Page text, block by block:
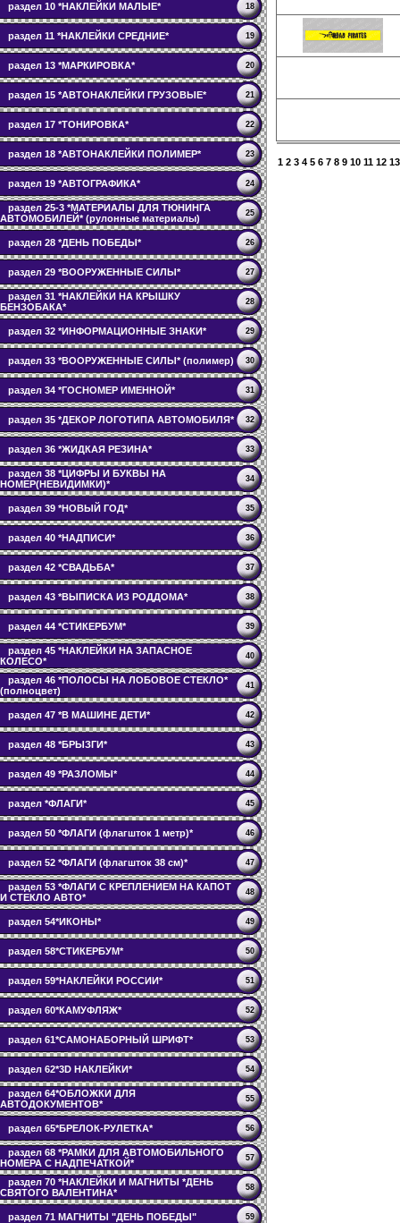
раздел 10 *НАКЛЕЙКИ МАЛЫЕ* 18
раздел 11 *НАКЛЕЙКИ СРЕДНИЕ* 19
раздел 13 *МАРКИРОВКА* 20
раздел 15 *АВТОНАКЛЕЙКИ ГРУЗОВЫЕ* 21
раздел 17 *ТОНИРОВКА* 22
раздел 18 *АВТОНАКЛЕЙКИ ПОЛИМЕР* 23
раздел 19 *АВТОГРАФИКА* 24
раздел 25-3 *МАТЕРИАЛЫ ДЛЯ ТЮНИНГА
АВТОМОБИЛЕЙ* (рулонные материалы)
25
раздел 28 *ДЕНЬ ПОБЕДЫ* 26
раздел 29 *ВООРУЖЕННЫЕ СИЛЫ* 27
раздел 31 *НАКЛЕЙКИ НА КРЫШКУ
БЕНЗОБАКА*
28
раздел 32 *ИНФОРМАЦИОННЫЕ ЗНАКИ* 29
раздел 33 *ВООРУЖЕННЫЕ СИЛЫ* (полимер) 30
раздел 34 *ГОСНОМЕР ИМЕННОЙ* 31
раздел 35 *ДЕКОР ЛОГОТИПА АВТОМОБИЛЯ* 32
раздел 36 *ЖИДКАЯ РЕЗИНА* 33
раздел 38 *ЦИФРЫ И БУКВЫ НА
НОМЕР(НЕВИДИМКИ)*
34
раздел 39 *НОВЫЙ ГОД* 35
раздел 40 *НАДПИСИ* 36
раздел 42 *СВАДЬБА* 37
раздел 43 *ВЫПИСКА ИЗ РОДДОМА* 38
раздел 44 *СТИКЕРБУМ* 39
раздел 45 *НАКЛЕЙКИ НА ЗАПАСНОЕ
КОЛЕСО*
40
раздел 46 *ПОЛОСЫ НА ЛОБОВОЕ СТЕКЛО*
(полноцвет)
41
раздел 47 *В МАШИНЕ ДЕТИ* 42
раздел 48 *БРЫЗГИ* 43
раздел 49 *РАЗЛОМЫ* 44
раздел *ФЛАГИ* 45
раздел 50 *ФЛАГИ (флагшток 1 метр)* 46
раздел 52 *ФЛАГИ (флагшток 38 см)* 47
раздел 53 *ФЛАГИ С КРЕПЛЕНИЕМ НА КАПОТ
И СТЕКЛО АВТО*
48
раздел 54*ИКОНЫ* 49
раздел 58*СТИКЕРБУМ* 50
раздел 59*НАКЛЕЙКИ РОССИИ* 51
раздел 60*КАМУФЛЯЖ* 52
раздел 61*САМОНАБОРНЫЙ ШРИФТ* 53
раздел 62*3D НАКЛЕЙКИ* 54
раздел 64*ОБЛОЖКИ ДЛЯ
АВТОДОКУМЕНТОВ*
55
раздел 65*БРЕЛОК-РУЛЕТКА* 56
раздел 68 *РАМКИ ДЛЯ АВТОМОБИЛЬНОГО
НОМЕРА С НАДПЕЧАТКОЙ*
57
раздел 70 *НАКЛЕЙКИ И МАГНИТЫ *ДЕНЬ
СВЯТОГО ВАЛЕНТИНА*
58
раздел 71 МАГНИТЫ "ДЕНЬ ПОБЕДЫ" 59
1 2 3 4 5 6 7 8 9 10 11 12 13